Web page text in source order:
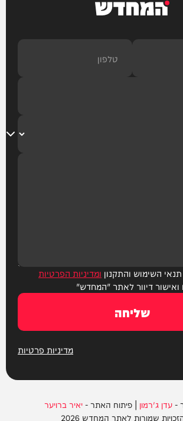
המחדש
השימוש והתקנון ומדיניות הפרטיות
דיוור לאתר "המחדש"
שליחה
מדיניות פרטיות
-עדן ג'רמון | פיתוח האתר -יאיר ברויער
שמורות לאתר המחדש 2026